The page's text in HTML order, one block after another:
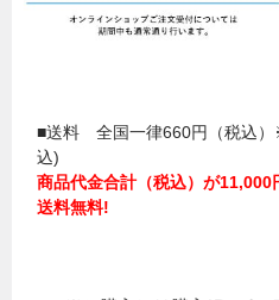
■送料 全国一律660円（税込
込)
商品代金合計（税込）が11,000
送料無料!